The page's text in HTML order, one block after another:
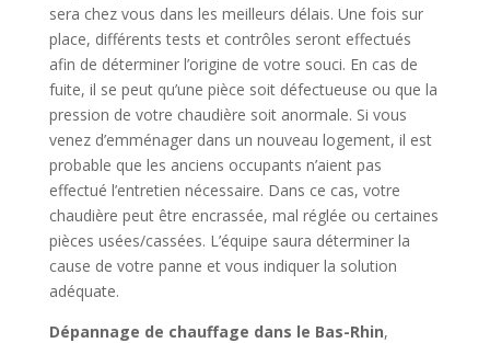
sera chez vous dans les meilleurs délais. Une fois sur
place, différents tests et contrôles seront effectués
afin de déterminer l’origine de votre souci. En cas de
fuite, il se peut qu’une pièce soit défectueuse ou que la
pression de votre chaudière soit anormale. Si vous
venez d’emménager dans un nouveau logement, il est
probable que les anciens occupants n’aient pas
effectué l’entretien nécessaire. Dans ce cas, votre
chaudière peut être encrassée, mal réglée ou certaines
pièces usées/cassées. L’équipe saura déterminer la
cause de votre panne et vous indiquer la solution
adéquate.
Dépannage de chauffage dans le Bas-Rhin,